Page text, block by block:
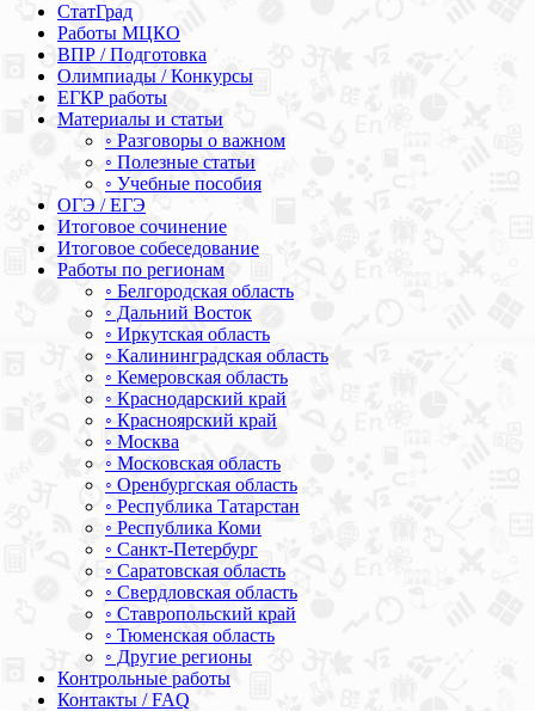
СтатГрад
Работы МЦКО
ВПР / Подготовка
Олимпиады / Конкурсы
ЕГКР работы
Материалы и статьи
◦ Разговоры о важном
◦ Полезные статьи
◦ Учебные пособия
ОГЭ / ЕГЭ
Итоговое сочинение
Итоговое собеседование
Работы по регионам
◦ Белгородская область
◦ Дальний Восток
◦ Иркутская область
◦ Калининградская область
◦ Кемеровская область
◦ Краснодарский край
◦ Красноярский край
◦ Москва
◦ Московская область
◦ Оренбургская область
◦ Республика Татарстан
◦ Республика Коми
◦ Санкт-Петербург
◦ Саратовская область
◦ Свердловская область
◦ Ставропольский край
◦ Тюменская область
◦ Другие регионы
Контрольные работы
Контакты / FAQ